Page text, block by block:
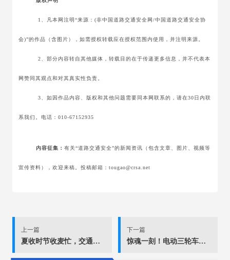
1、凡本网注明“来源：(非中国道路交通安全网/中国道路交通安全协
会)”的作品（含图片），如需授权转载应在授权范围内使用，并注明来源。
2、部分内容转自其他媒体，转载目的在于传递更多信息，并不代表本
网赞同其观点和对其真实性负责。
3、如因作品内容、版权和其他问题需要同本网联系的，请在30日内联
系我们。电话：010-67152935
内容征集： 有关“道路交通安全”的新闻资讯（包含文章、图片、视频等
宣传资料），欢迎来稿。投稿邮箱：tougao@crsa.net
上一篇
夏收时节收麦忙，交通安全不能忘
下一篇
惊魂一刻！电动三轮车闯红灯酿事故还要负全责...